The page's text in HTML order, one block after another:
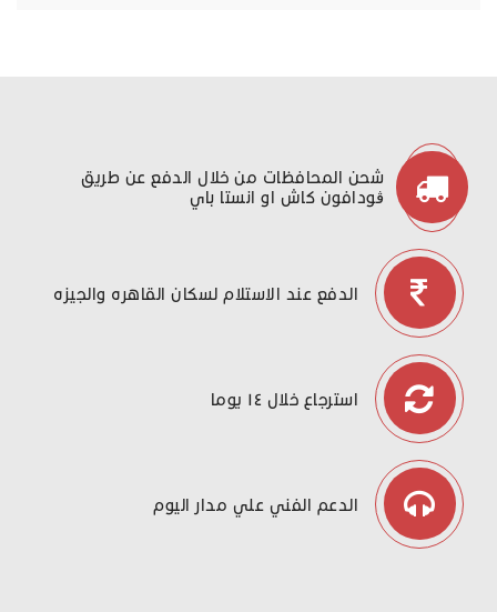
شحن المحافظات من خلال الدفع عن طريق
ڤودافون كاش او انستا باي
الدفع عند الاستلام لسكان القاهره والجيزه
استرجاع خلال ١٤ يوما
الدعم الفني علي مدار اليوم